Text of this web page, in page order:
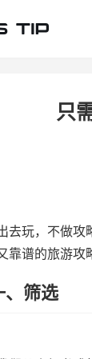
只
去玩，不做攻
靠谱的旅游攻
、筛选